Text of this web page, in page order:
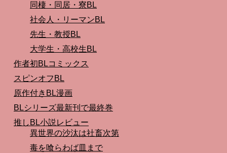
同棲・同居・寮BL
社会人・リーマンBL
先生・教授BL
大学生・高校生BL
作者初BLコミックス
スピンオフBL
原作付きBL漫画
BLシリーズ最新刊で最終巻
推しBL小説レビュー
異世界の沙汰は社畜次第
毒を喰らわば皿まで